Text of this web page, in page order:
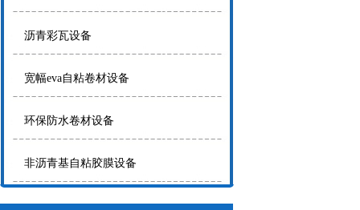
沥青彩瓦设备
宽幅eva自粘卷材设备
环保防水卷材设备
非沥青基自粘胶膜设备